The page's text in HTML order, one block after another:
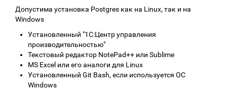
Допустима установка Postgres как на Linux, так и на
Windows
Установленный "1С:Центр управления
производительностью"
Текстовый редактор NotePad++ или Sublime
MS Excel или его аналоги для Linux
Установленный Git Bash, если используется ОС
Windows